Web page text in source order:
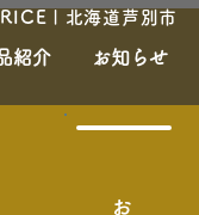
| 北海道芦別市
紹介 お知らせ